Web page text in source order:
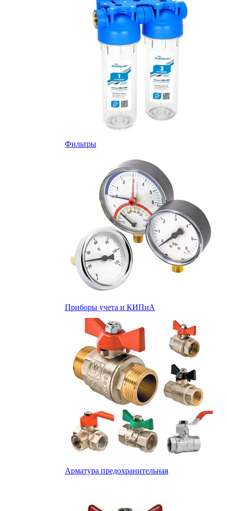
Фильтры
Приборы учета и КИПиА
Арматура предохранительная